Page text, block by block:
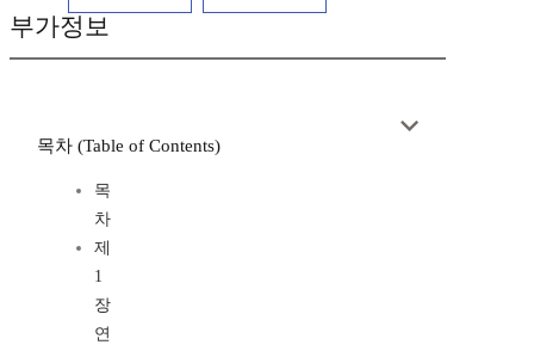
부가정보
목차 (Table of Contents)
목
차
제
1
장
연